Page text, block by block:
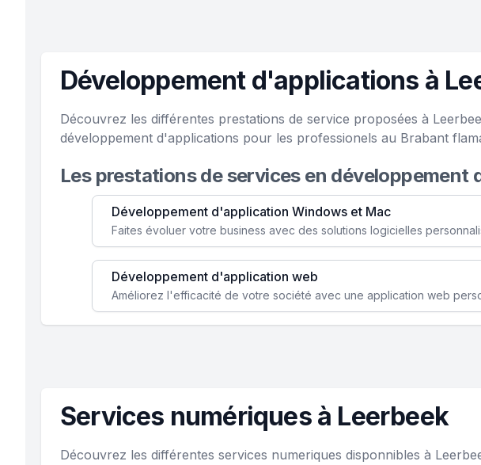
Développement d'applications à
Découvrez les différentes prestations de service proposées à
développement d'applications pour les professionels au Brabant
Les prestations de services en développement
Développement d'application Windows et Mac
Développement d'application web
Services numériques à Leerbeek
Découvrez les différentes services numeriques disponnibles à